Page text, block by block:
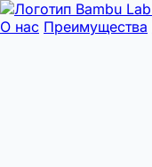
О нас Преимущества